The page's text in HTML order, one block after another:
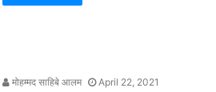
मोहम्मद साहिबे आलम April 22, 2021